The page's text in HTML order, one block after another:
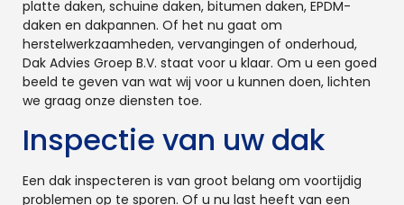
platte daken, schuine daken, bitumen daken, EPDM-
daken en dakpannen. Of het nu gaat om
herstelwerkzaamheden, vervangingen of onderhoud,
Dak Advies Groep B.V. staat voor u klaar. Om u een goed
beeld te geven van wat wij voor u kunnen doen, lichten
we graag onze diensten toe.
Inspectie van uw dak
Een dak inspecteren is van groot belang om voortijdig
problemen op te sporen. Of u nu last heeft van een